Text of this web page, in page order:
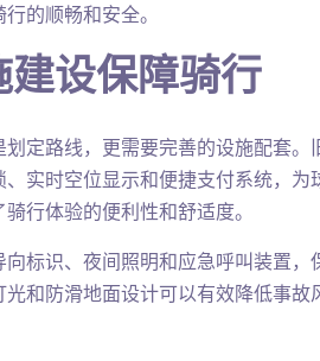
的顺畅和安全。
设保障骑行
定路线，更需要完善的设施配套
实时空位显示和便捷支付系统，
行体验的便利性和舒适度。
标识、夜间照明和应急呼叫装置
和防滑地面设计可以有效降低事